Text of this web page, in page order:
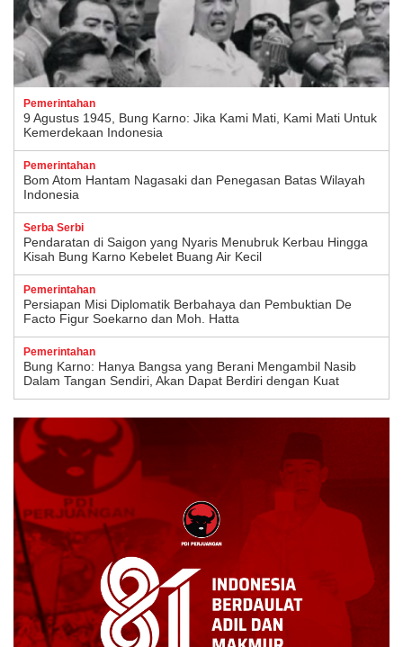
Pemerintahan
9 Agustus 1945, Bung Karno: Jika Kami Mati, Kami Mati Untuk
Kemerdekaan Indonesia
Pemerintahan
Bom Atom Hantam Nagasaki dan Penegasan Batas Wilayah
Indonesia
Serba Serbi
Pendaratan di Saigon yang Nyaris Menubruk Kerbau Hingga
Kisah Bung Karno Kebelet Buang Air Kecil
Pemerintahan
Persiapan Misi Diplomatik Berbahaya dan Pembuktian De
Facto Figur Soekarno dan Moh. Hatta
Pemerintahan
Bung Karno: Hanya Bangsa yang Berani Mengambil Nasib
Dalam Tangan Sendiri, Akan Dapat Berdiri dengan Kuat